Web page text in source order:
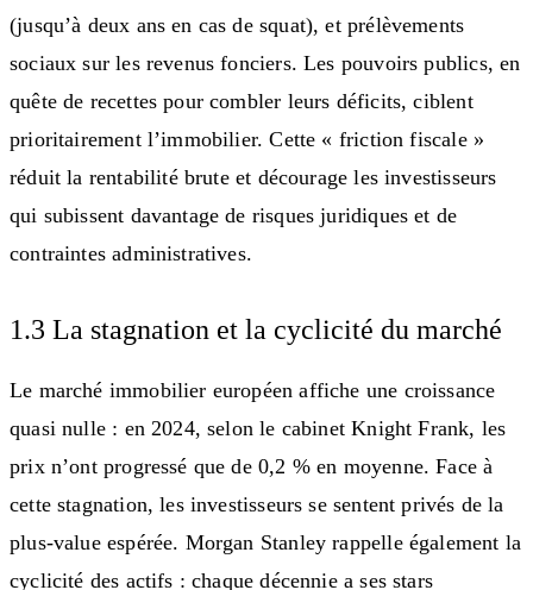
(jusqu’à deux ans en cas de squat), et prélèvements
sociaux sur les revenus fonciers. Les pouvoirs publics, en
quête de recettes pour combler leurs déficits, ciblent
prioritairement l’immobilier. Cette « friction fiscale »
réduit la rentabilité brute et décourage les investisseurs
qui subissent davantage de risques juridiques et de
contraintes administratives.
1.3 La stagnation et la cyclicité du marché
Le marché immobilier européen affiche une croissance
quasi nulle : en 2024, selon le cabinet Knight Frank, les
prix n’ont progressé que de 0,2 % en moyenne. Face à
cette stagnation, les investisseurs se sentent privés de la
plus-value espérée. Morgan Stanley rappelle également la
cyclicité des actifs : chaque décennie a ses stars